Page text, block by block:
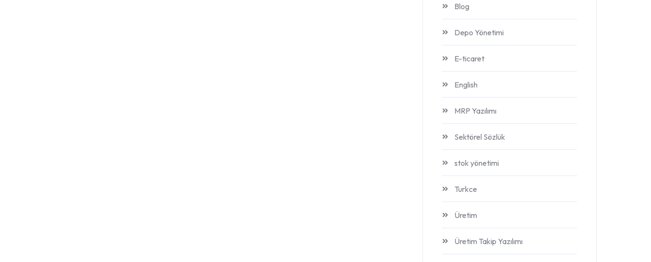
Blog
Depo Yönetimi
E-ticaret
English
MRP Yazılımı
Sektörel Sözlük
stok yönetimi
Turkce
Üretim
Üretim Takip Yazılımı